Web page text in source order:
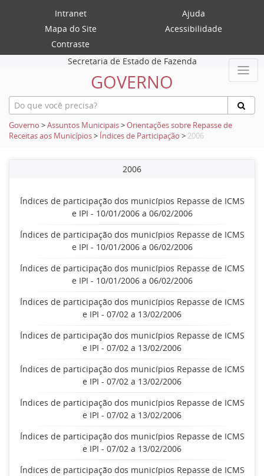
Intranet
Ajuda
Mapa do Site
Acessibilidade
Contraste
Secretaria de Estado de Fazenda
GOVERNO
Governo >Assuntos Municipais>Orientações sobre Repasse de
Receitas aos Municípios> Índices de Participação > 2006
2006
Índices de participação dos municípios Repasse de ICMS
e IPI - 10/01/2006 a 06/02/2006
Índices de participação dos municípios Repasse de ICMS
e IPI - 10/01/2006 a 06/02/2006
Índices de participação dos municípios Repasse de ICMS
e IPI - 10/01/2006 a 06/02/2006
Índices de participação dos municípios Repasse de ICMS
e IPI - 07/02 a 13/02/2006
Índices de participação dos municípios Repasse de ICMS
e IPI - 07/02 a 13/02/2006
Índices de participação dos municípios Repasse de ICMS
e IPI - 07/02 a 13/02/2006
Índices de participação dos municípios Repasse de ICMS
e IPI - 07/02 a 13/02/2006
Índices de participação dos municípios Repasse de ICMS
e IPI - 07/02 a 13/02/2006
Índices de participação dos municípios Repasse de ICMS